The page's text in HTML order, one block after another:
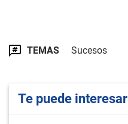
TEMAS Sucesos
Te puede interesar